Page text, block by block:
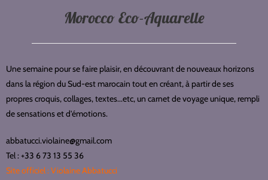
Morocco Eco-Aquarelle
Une semaine pour se faire plaisir, en découvrant de nouveaux horizons
dans la région du Sud-est marocain tout en créant, à partir de ses
propres croquis, collages, textes...etc, un carnet de voyage unique, rempli
de sensations et d'émotions.
abbatucci.violaine@gmail.com
Tel : +33 6 73 13 55 36
Site officiel : Violaine Abbatucci